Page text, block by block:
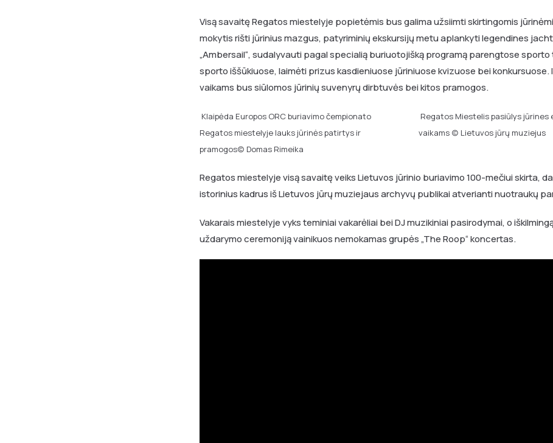
Visą savaitę Regatos miestelyje popietėmis bus galima užsiimti skirtingomis
mokytis rišti jūrinius mazgus, patyriminių ekskursijų metu aplankyti legendines
„Ambersail“, sudalyvauti pagal specialią buriuotojišką programą parengtose
sporto iššūkiuose, laimėti prizus kasdieniuose jūriniuose kvizuose bei konkursuose.
vaikams bus siūlomos jūrinių suvenyrų dirbtuvės bei kitos pramogos.
Klaipėda Europos ORC buriavimo čempionato
Regatos miestelyje lauks jūrinės patirtys ir
pramogos(c) Domas Rimeika
Regatos Miestelis pasiūlys jūrines
vaikams (c) Lietuvos jūrų muziejus
Regatos miestelyje visą savaitę veiks Lietuvos jūrinio buriavimo 100-mečiui skirta,
istorinius kadrus iš Lietuvos jūrų muziejaus archyvų publikai atverianti nuotraukų
Vakarais miestelyje vyks teminiai vakarėliai bei DJ muzikiniai pasirodymai, o
uždarymo ceremoniją vainikuos nemokamas grupės „The Roop“ koncertas.